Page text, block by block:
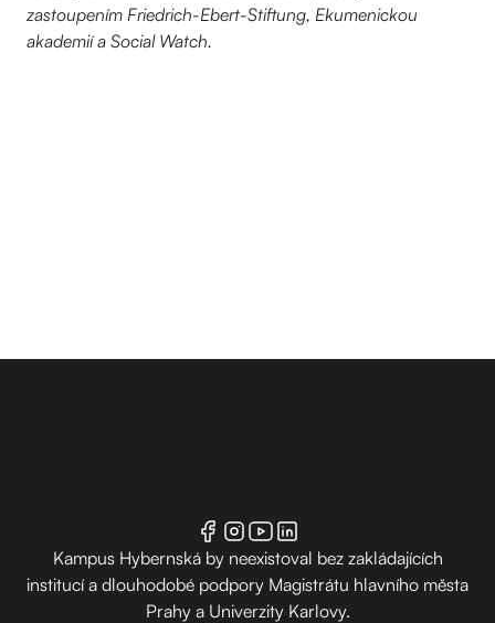
zastoupením Friedrich-Ebert-Stiftung, Ekumenickou
akademií a Social Watch.
Kampus Hybernská by neexistoval bez zakládajících
institucí a dlouhodobé podpory Magistrátu hlavního města
Prahy a Univerzity Karlovy.